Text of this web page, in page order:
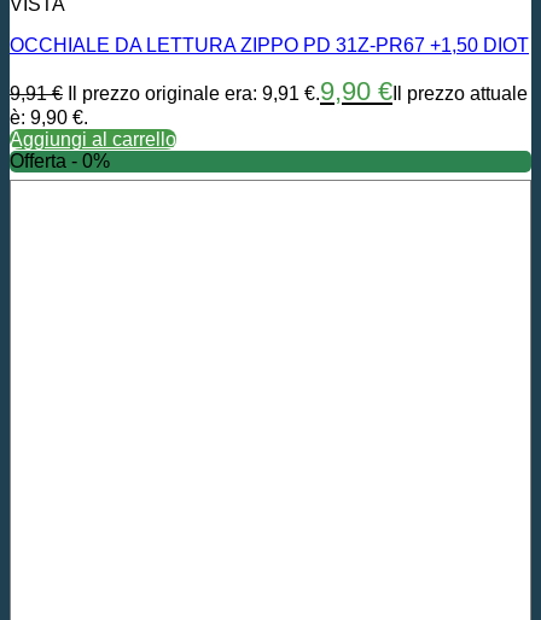
VISTA
OCCHIALE DA LETTURA ZIPPO PD 31Z-PR67 +1,50 DIOT
9,91€ Il prezzo originale era: 9,91 €.9,90 € Il prezzo attuale
è: 9,90 €.
Aggiungi al carrello
Offerta - 0%